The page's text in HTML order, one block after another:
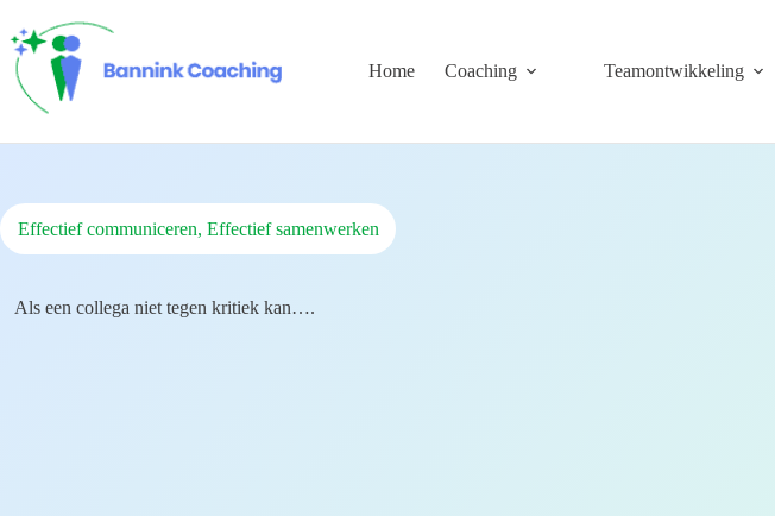
naar
de
inhoud
Home Coaching Teamontwikkeling
Effectief communiceren, Effectief samenwerken
Als een collega niet tegen kritiek kan….